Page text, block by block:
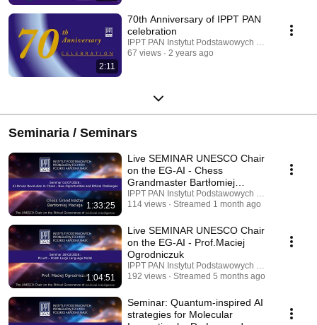
2:11
70th Anniversary of IPPT PAN
celebration
IPPT PAN Instytut Podstawowych Problemów
67 views
2 years ago
Seminaria / Seminars
1:33:25
Live SEMINAR UNESCO Chair
on the EG-AI - Chess
Grandmaster Bartłomiej
Macieja
IPPT PAN Instytut Podstawowych Problemów
114 views
Streamed 1 month ago
1:04:51
Live SEMINAR UNESCO Chair
on the EG-AI - Prof.Maciej
Ogrodniczuk
IPPT PAN Instytut Podstawowych Problemów
192 views
Streamed 5 months ago
Seminar: Quantum-inspired AI
strategies for Molecular